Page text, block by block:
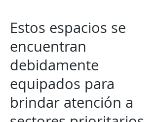
Estos espacios se
encuentran
debidamente
equipados para
brindar atención a